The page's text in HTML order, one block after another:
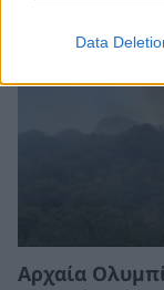
Data
Αρχαία